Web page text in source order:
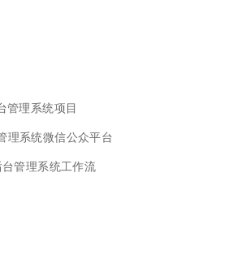
管理系统项目
理系统微信公众平台
管理系统工作流